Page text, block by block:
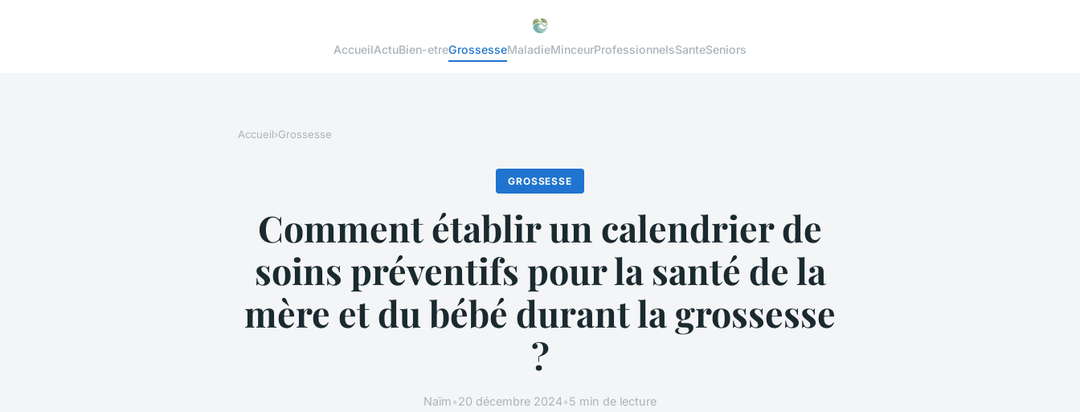
AccueilActuBien-etreGrossesseMaladieMinceurProfessionnelsSanteSeniors
Accueil›Grossesse
GROSSESSE
Comment établir un calendrier de
soins préventifs pour la santé de la
mère et du bébé durant la grossesse
?
Naïm•20 décembre 2024•5 min de lecture